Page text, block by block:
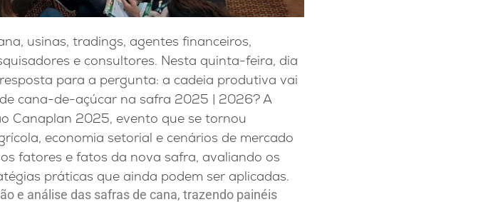
usinas, tradings, agentes financeiros,
e consultores. Nesta quinta-feira, dia
para a pergunta: a cadeia produtiva vai
cana-de-açúcar na safra 2025 | 2026? A
Canaplan 2025, evento que se tornou
economia setorial e cenários de mercado
fatores e fatos da nova safra, avaliando os
práticas que ainda podem ser aplicadas.
e análise das safras de cana, trazendo painéis